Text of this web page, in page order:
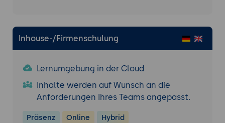
Inhouse-/Firmenschulung
Lernumgebung in der Cloud
Inhalte werden auf Wunsch an die
Anforderungen Ihres Teams angepasst.
Präsenz Online Hybrid